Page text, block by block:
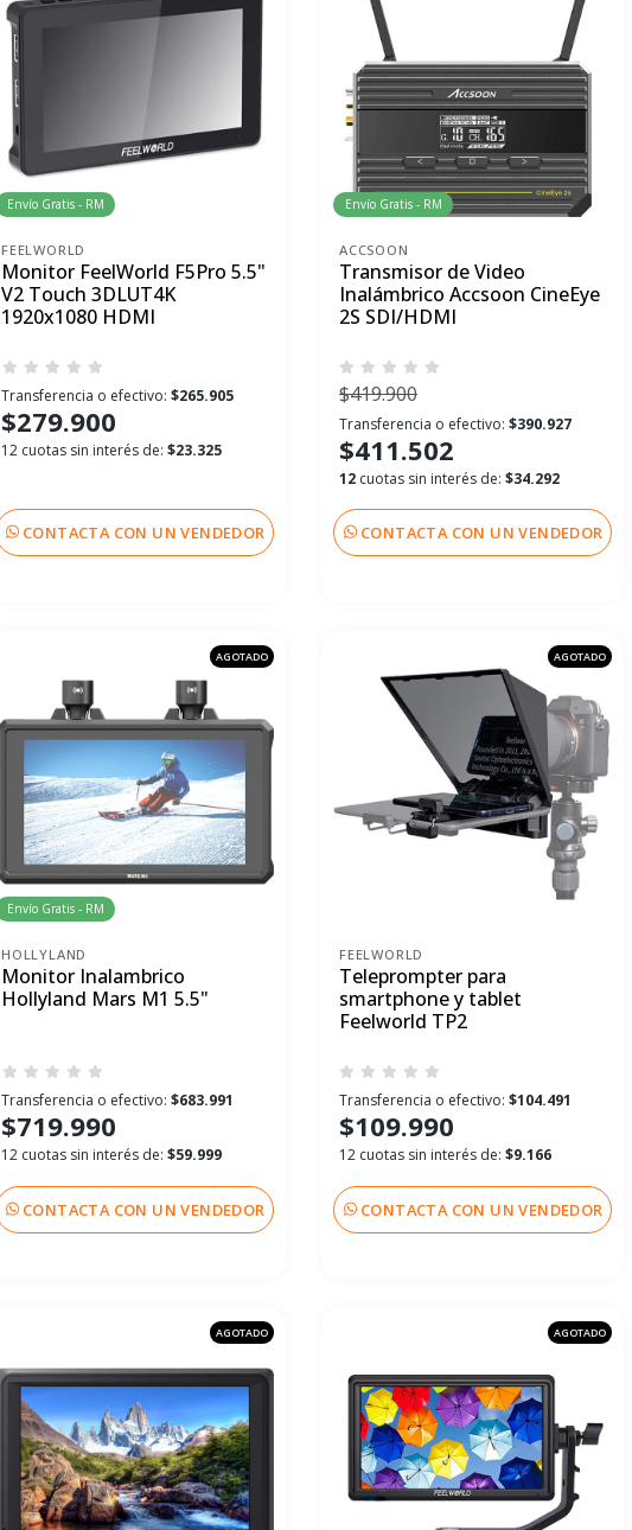
Envío Gratis - RM
FEELWORLD
Monitor FeelWorld F5Pro 5.5"
V2 Touch 3DLUT4K
1920x1080 HDMI
Transferencia o efectivo: $265.905
$279.900
12 cuotas sin interés de: $23.325
CONTACTA CON UN VENDEDOR
Envío Gratis - RM
ACCSOON
Transmisor de Video
Inalámbrico Accsoon CineEye
2S SDI/HDMI
$419.900
Transferencia o efectivo: $390.927
$411.502
12cuotas sin interés de: $34.292
CONTACTA CON UN VENDEDOR
AGOTADO
Envío Gratis - RM
HOLLYLAND
Monitor Inalambrico
Hollyland Mars M1 5.5"
Transferencia o efectivo: $683.991
$719.990
12 cuotas sin interés de: $59.999
CONTACTA CON UN VENDEDOR
AGOTADO
FEELWORLD
Teleprompter para
smartphone y tablet
Feelworld TP2
Transferencia o efectivo: $104.491
$109.990
12 cuotas sin interés de: $9.166
CONTACTA CON UN VENDEDOR
AGOTADO AGOTADO